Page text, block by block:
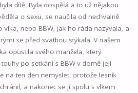
dítě. Byla dospělá a to už nějakou
o sexu, se naučila od nechvalně
vlka, nebo BBW, jak ho ráda nazývala, a
se před svatbou stýkala. V našem
opustila svého manžela, který
po setkání s BBW v domě její
na ten den nemyslet, protože lesník
a nakonec se jí spolu s vlkem